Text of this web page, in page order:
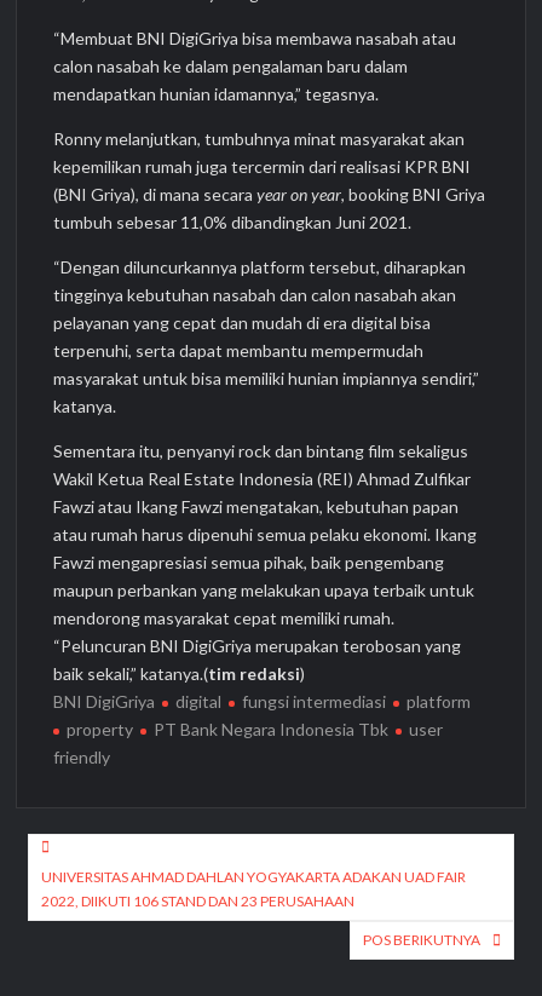
“Membuat BNI DigiGriya bisa membawa nasabah atau
calon nasabah ke dalam pengalaman baru dalam
mendapatkan hunian idamannya,” tegasnya.
Ronny melanjutkan, tumbuhnya minat masyarakat akan
kepemilikan rumah juga tercermin dari realisasi KPR BNI
(BNI Griya), di mana secarayear on year, booking BNI Griya
tumbuh sebesar 11,0% dibandingkan Juni 2021.
“Dengan diluncurkannya platform tersebut, diharapkan
tingginya kebutuhan nasabah dan calon nasabah akan
pelayanan yang cepat dan mudah di era digital bisa
terpenuhi, serta dapat membantu mempermudah
masyarakat untuk bisa memiliki hunian impiannya sendiri,”
katanya.
Sementara itu, penyanyi rock dan bintang film sekaligus
Wakil Ketua Real Estate Indonesia (REI) Ahmad Zulfikar
Fawzi atau Ikang Fawzi mengatakan, kebutuhan papan
atau rumah harus dipenuhi semua pelaku ekonomi. Ikang
Fawzi mengapresiasi semua pihak, baik pengembang
maupun perbankan yang melakukan upaya terbaik untuk
mendorong masyarakat cepat memiliki rumah.
“Peluncuran BNI DigiGriya merupakan terobosan yang
baik sekali,” katanya.(tim redaksi)
BNI DigiGriya
digital fungsi intermediasi
platform
property
PT Bank Negara Indonesia Tbk
user
friendly
Navigasi
pos
UNIVERSITAS AHMAD DAHLAN YOGYAKARTA ADAKAN UAD FAIR
2022, DIIKUTI 106 STAND DAN 23 PERUSAHAAN
POS BERIKUTNYA